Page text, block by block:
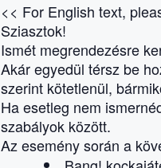
<< For English text,
Sziasztok!
Ismét megrendezésre
Akár egyedül térsz be
szerint kötetlenül,
Ha esetleg nem
szabályok között.
Az esemény során a